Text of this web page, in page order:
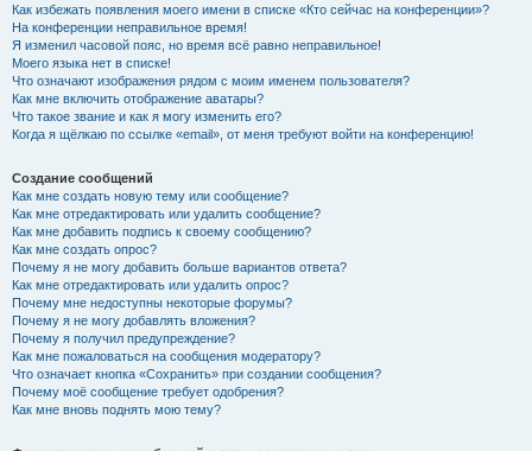
Как избежать появления моего имени в списке «Кто сейчас на конференции»?
На конференции неправильное время!
Я изменил часовой пояс, но время всё равно неправильное!
Моего языка нет в списке!
Что означают изображения рядом с моим именем пользователя?
Как мне включить отображение аватары?
Что такое звание и как я могу изменить его?
Когда я щёлкаю по ссылке «email», от меня требуют войти на конференцию!
Создание сообщений
Как мне создать новую тему или сообщение?
Как мне отредактировать или удалить сообщение?
Как мне добавить подпись к своему сообщению?
Как мне создать опрос?
Почему я не могу добавить больше вариантов ответа?
Как мне отредактировать или удалить опрос?
Почему мне недоступны некоторые форумы?
Почему я не могу добавлять вложения?
Почему я получил предупреждение?
Как мне пожаловаться на сообщения модератору?
Что означает кнопка «Сохранить» при создании сообщения?
Почему моё сообщение требует одобрения?
Как мне вновь поднять мою тему?